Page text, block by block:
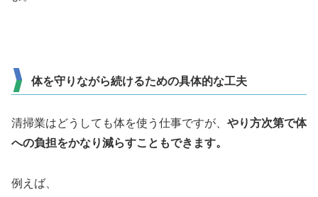
体を守りながら続けるための具体的な工夫
清掃業はどうしても体を使う仕事ですが、 やり方次第で体
への負担をかなり減らすこともできます。
例えば、